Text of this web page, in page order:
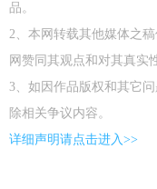
品。
2、本网转载其他媒体之
网赞同其观点和对其真实
3、如因作品版权和其它
除相关争议内容。
详细声明请点击进入>>